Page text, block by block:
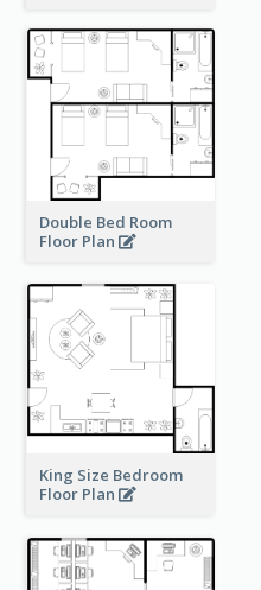
Double Bed Room
Floor Plan
King Size Bedroom
Floor Plan